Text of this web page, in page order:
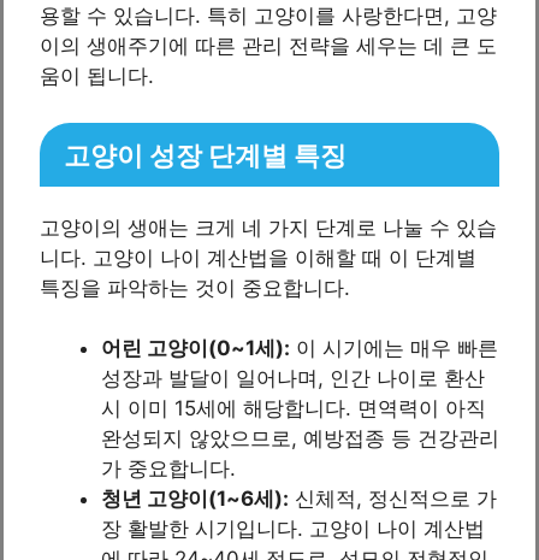
용할 수 있습니다. 특히 고양이를 사랑한다면, 고양
이의 생애주기에 따른 관리 전략을 세우는 데 큰 도
움이 됩니다.
고양이 성장 단계별 특징
고양이의 생애는 크게 네 가지 단계로 나눌 수 있습
니다. 고양이 나이 계산법을 이해할 때 이 단계별
특징을 파악하는 것이 중요합니다.
어린 고양이(0~1세): 이 시기에는 매우 빠른
성장과 발달이 일어나며, 인간 나이로 환산
시 이미 15세에 해당합니다. 면역력이 아직
완성되지 않았으므로, 예방접종 등 건강관리
가 중요합니다.
청년 고양이(1~6세): 신체적, 정신적으로 가
장 활발한 시기입니다. 고양이 나이 계산법